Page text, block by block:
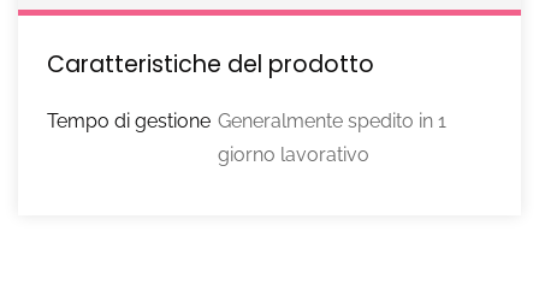
Caratteristiche del prodotto
Tempo di gestione Generalmente spedito in 1
giorno lavorativo